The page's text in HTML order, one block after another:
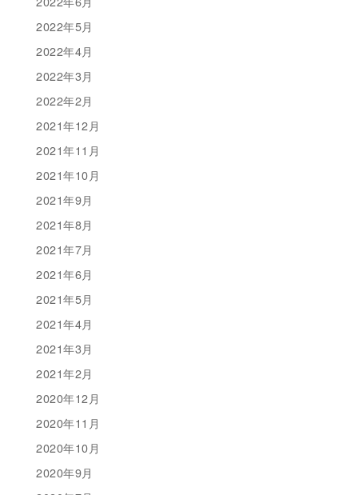
2022年5月
2022年4月
2022年3月
2022年2月
2021年12月
2021年11月
2021年10月
2021年9月
2021年8月
2021年7月
2021年6月
2021年5月
2021年4月
2021年3月
2021年2月
2020年12月
2020年11月
2020年10月
2020年9月